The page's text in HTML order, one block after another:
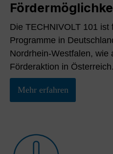
Die TECHNIVOLT 101
Programme in
Nordrhein-Westfalen, wie
Förderaktion in Österreich.
Mehr erfahren